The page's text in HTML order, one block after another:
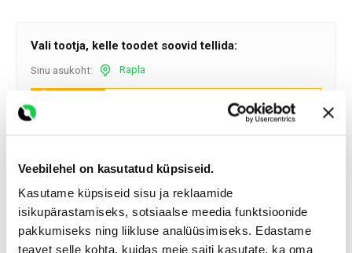
Veebilehel on kasutatud küpsiseid.
Kasutame küpsiseid sisu ja reklaamide
isikupärastamiseks, sotsiaalse meedia funktsioonide
pakkumiseks ning liikluse analüüsimiseks. Edastame
teavet selle kohta, kuidas meie saiti kasutate, ka oma
Vali tootja, kelle toodet soovid tellida:
Sinu asukoht: Rapla
LÄHIM TOOTJA
59.47 €
1-3 päeva